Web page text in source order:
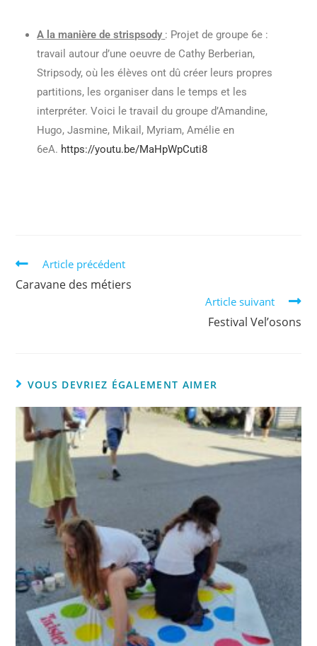
A la manière de strispsody : Projet de groupe 6e :
travail autour d’une oeuvre de Cathy Berberian,
Stripsody, où les élèves ont dû créer leurs propres
partitions, les organiser dans le temps et les
interpréter. Voici le travail du groupe d’Amandine,
Hugo, Jasmine, Mikail, Myriam, Amélie en
6eA. https://youtu.be/MaHpWpCuti8
Article précédent
Caravane des métiers
Article suivant
Festival Vel’osons
VOUS DEVRIEZ ÉGALEMENT AIMER